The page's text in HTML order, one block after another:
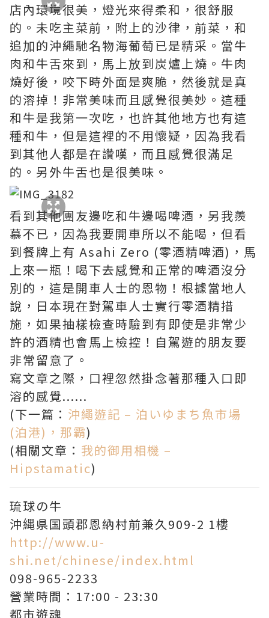
店內環境很美，燈光來得柔和，很舒服
的。未吃主菜前，附上的沙律，前菜，和
追加的沖繩馳名物海葡萄已是精采。當牛
肉和牛舌來到，馬上放到炭爐上燒。牛肉
燒好後，咬下時外面是爽脆，然後就是真
的溶掉！非常美味而且感覺很美妙。這種
和牛是我第一次吃，也許其他地方也有這
種和牛，但是這裡的不用懷疑，因為我看
到其他人都是在讚嘆，而且感覺很滿足
的。另外牛舌也是很美味。
看到其他團友邊吃和牛邊喝啤酒，另我羨
慕不已，因為我要開車所以不能喝，但看
到餐牌上有 Asahi Zero (零酒精啤酒)，馬
上來一瓶！喝下去感覺和正常的啤酒沒分
別的，這是開車人士的恩物！根據當地人
說，日本現在對駕車人士實行零酒精措
施，如果抽樣檢查時驗到有即使是非常少
許的酒精也會馬上檢控！自駕遊的朋友要
非常留意了。
寫文章之際，口裡忽然掛念著那種入口即
溶的感覺......
(下一篇： 沖繩遊記 – 泊いゆまち魚市場
(泊港)，那霸)
(相關文章： 我的御用相機 –
Hipstamatic)
琉球の牛
沖縄県国頭郡恩納村前兼久909-2 1樓
http://www.u-
shi.net/chinese/index.html
098-965-2233
營業時間：17:00 - 23:30
都市遊魂